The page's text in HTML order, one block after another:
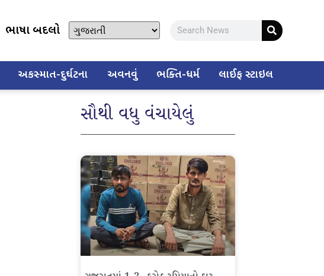
ભાષા બદલો
અકસ્માત-દુર્ઘટના અવનવું ભક્તિ-ધર્મ લાઈફ સ્ટાઇલ
સૌથી વધુ વંચાયેલું